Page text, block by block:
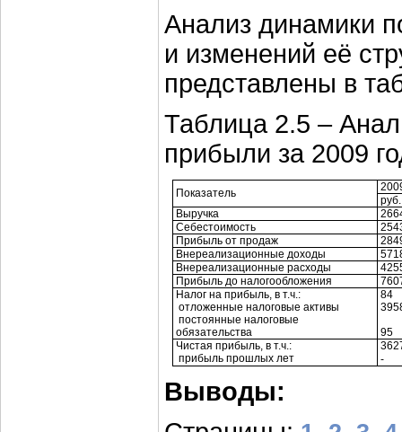
Анализ динамики
и изменений её
представлены в
Таблица 2.5 –
прибыли за 2009
Показатель
руб.
Выручка
Себестоимость
Прибыль от продаж
Внереализационные доходы
Внереализационные расходы
Прибыль до налогообложения
Налог на прибыль, в т.ч.:
84
отложенные налоговые активы
постоянные налоговые
обязательства
95
Чистая прибыль, в т.ч.:
прибыль прошлых лет
-
Выводы: